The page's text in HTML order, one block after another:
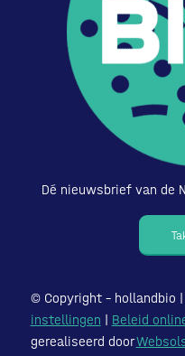
Dé nieuwsbrief van de
© Copyright – hollandbio |
instellingen
Beleid
gerealiseerd door